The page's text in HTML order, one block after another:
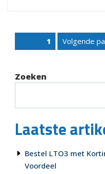
Posts
pagination
1 Volgende
Zoeken
Laatste
Bestel LTO3 met
Voordeel